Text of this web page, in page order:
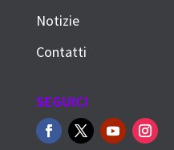
Notizie
Contatti
SEGUICI